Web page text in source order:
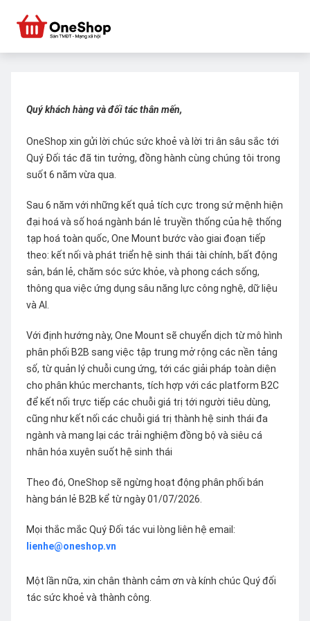
Quý khách hàng và đối tác thân mến,
OneShop xin gửi lời chúc sức khoẻ và lời tri ân sâu sắc tới
Quý Đối tác đã tin tưởng, đồng hành cùng chúng tôi trong
suốt 6 năm vừa qua.
Sau 6 năm với những kết quả tích cực trong sứ mệnh hiện
đại hoá và số hoá ngành bán lẻ truyền thống của hệ thống
tạp hoá toàn quốc, One Mount bước vào giai đoạn tiếp
theo: kết nối và phát triển hệ sinh thái tài chính, bất động
sản, bán lẻ, chăm sóc sức khỏe, và phong cách sống,
thông qua việc ứng dụng sâu năng lực công nghệ, dữ liệu
và AI.
Với định hướng này, One Mount sẽ chuyển dịch từ mô hình
phân phối B2B sang việc tập trung mở rộng các nền tảng
số, từ quản lý chuỗi cung ứng, tới các giải pháp toàn diện
cho phân khúc merchants, tích hợp với các platform B2C
để kết nối trực tiếp các chuỗi giá trị tới người tiêu dùng,
cũng như kết nối các chuỗi giá trị thành hệ sinh thái đa
ngành và mang lại các trải nghiệm đồng bộ và siêu cá
nhân hóa xuyên suốt hệ sinh thái
Theo đó, OneShop sẽ ngừng hoạt động phân phối bán
hàng bán lẻ B2B kể từ ngày 01/07/2026.
Mọi thắc mắc Quý Đối tác vui lòng liên hệ email:
lienhe@oneshop.vn
Một lần nữa, xin chân thành cảm ơn và kính chúc Quý đối
tác sức khoẻ và thành công.